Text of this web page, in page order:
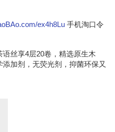
ex4h8Lu 手机淘口令
丝享4层20卷，精选原生木
加剂，无荧光剂，抑菌环保又